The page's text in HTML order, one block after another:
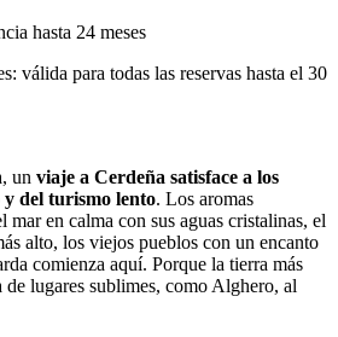
hasta 24 meses
válida para todas las reservas hasta el 30
un viaje a Cerdeña satisface a los
y del turismo lento. Los aromas
mar en calma con sus aguas cristalinas, el
alto, los viejos pueblos con un encanto
comienza aquí. Porque la tierra más
de lugares sublimes, como Alghero, al